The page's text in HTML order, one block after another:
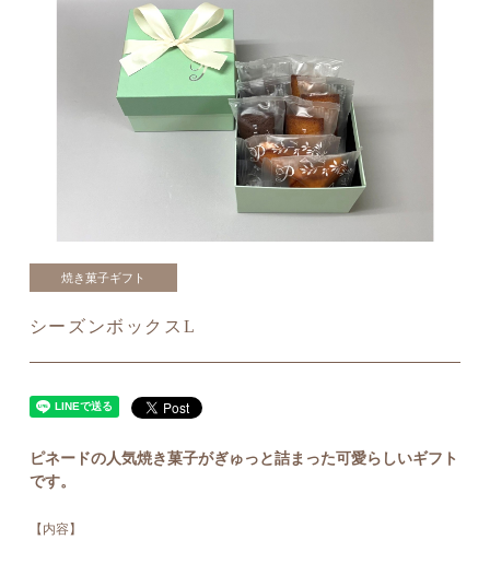
焼き菓子ギフト
シーズンボックスL
ピネードの人気焼き菓子がぎゅっと詰まった可愛らしいギフト
です。
【内容】